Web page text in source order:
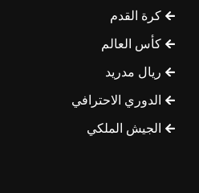
كرة القدم
كأس العالم
ريال مدريد
الدوري الاحترافي
الجيش الملكي